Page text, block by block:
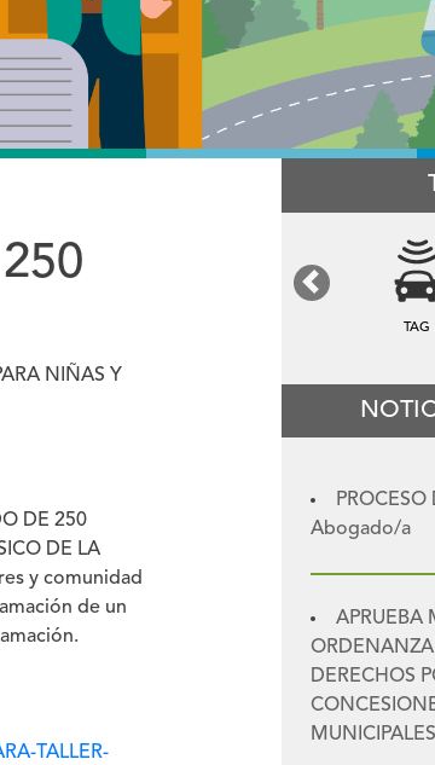
NIÑAS Y
DE 250
DE LA
y comunidad
de un
TALLER-
TAG
Previous
PROCESO
Abogado/a
APRUEBA
DERECHOS
MUNICIPALES